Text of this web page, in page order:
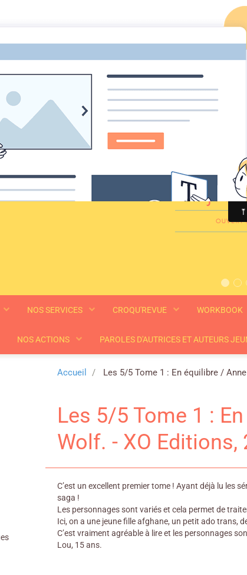
NOS SERVICES CROQU'REVUE WORKBOOK
NOS ACTIONS PAROLES D'AUTRICES ET AUTEURS
Accueil Les 5/5 Tome 1 : En équilibre /
Les 5/5 Tome 1 :
Wolf. - XO Editions,
C’est un excellent premier tome ! Ayant déjà lu les
saga !
Les personnages sont variés et cela permet de
Ici, on a une jeune fille afghane, un petit ado trans,
C’est vraiment agréable à lire et les personnages
Lou, 15 ans.